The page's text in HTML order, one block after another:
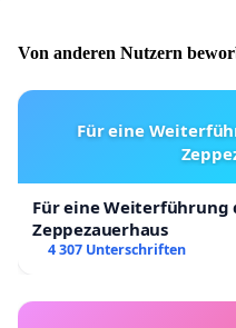
Von anderen Nutzern
Für eine
Für eine Weiterführung
Zeppezauerhaus
4 307 Unterschriften